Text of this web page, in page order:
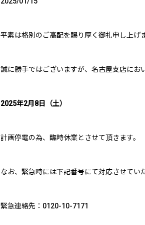
平素は格別のご高配を賜り厚く御礼申し上げま
誠に勝手ではございますが、名古屋支店におい
2025年2月8日（土）
計画停電の為、臨時休業とさせて頂きます。
なお、緊急時には下記番号にて対応させてい
緊急連絡先：0120-10-7171